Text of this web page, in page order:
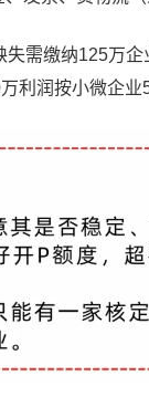
缴纳125万企
利润按小微企